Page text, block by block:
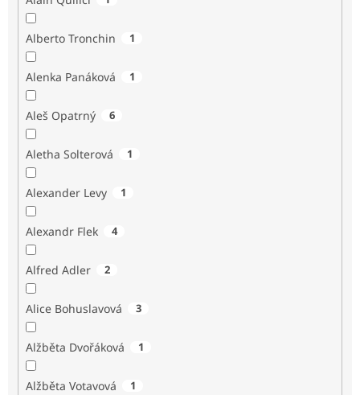
Alberto Tronchin 1
Alenka Panáková 1
Aleš Opatrný 6
Aletha Solterová 1
Alexander Levy 1
Alexandr Flek 4
Alfred Adler 2
Alice Bohuslavová 3
Alžběta Dvořáková 1
Alžběta Votavová 1